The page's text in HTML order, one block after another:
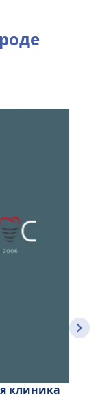
клиника